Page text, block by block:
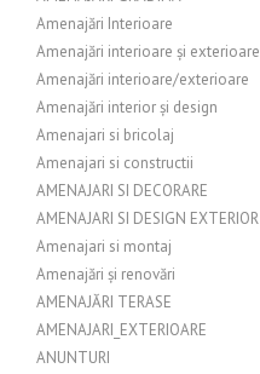
Amenajări Interioare
Amenajări interioare și exterioare
Amenajări interioare/exterioare
Amenajări interior și design
Amenajari si bricolaj
Amenajari si constructii
AMENAJARI SI DECORARE
AMENAJARI SI DESIGN EXTERIOR
Amenajari si montaj
Amenajări și renovări
AMENAJĂRI TERASE
AMENAJARI_EXTERIOARE
ANUNTURI